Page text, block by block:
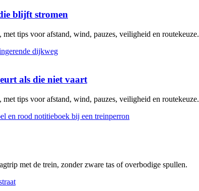
blijft stromen
tips voor afstand, wind, pauzes, veiligheid en routekeuze.
als die niet vaart
tips voor afstand, wind, pauzes, veiligheid en routekeuze.
met de trein, zonder zware tas of overbodige spullen.